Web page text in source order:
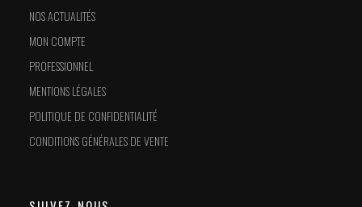
NOS ACTUALITÉS
MON COMPTE
PROFESSIONNEL
MENTIONS LÉGALES
POLITIQUE DE CONFIDENTIALITÉ
CONDITIONS GÉNÉRALES DE VENTE